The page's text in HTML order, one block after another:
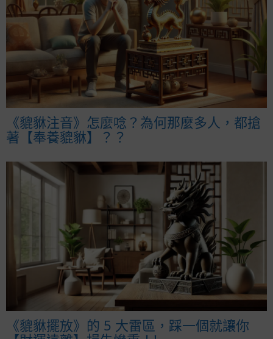
《貔貅注音》怎麼唸？為何那麼多人，都搶
著【奉養貔貅】？？
《貔貅擺放》的 5 大雷區，踩一個就讓你